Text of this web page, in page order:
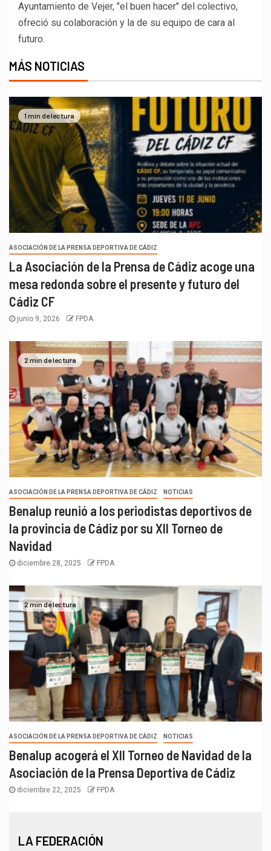
Ayuntamiento de Vejer, "el buen hacer" del colectivo,
ofreció su colaboración y la de su equipo de cara al
futuro.
MÁS NOTICIAS
1 min de lectura
ASOCIACIÓN DE LA PRENSA DEPORTIVA DE CÁDIZ
La Asociación de la Prensa de Cádiz acoge una
mesa redonda sobre el presente y futuro del
Cádiz CF
junio 9, 2026 FPDA
2 min de lectura
ASOCIACIÓN DE LA PRENSA DEPORTIVA DE CÁDIZ NOTICIAS
Benalup reunió a los periodistas deportivos de
la provincia de Cádiz por su XII Torneo de
Navidad
diciembre 28, 2025 FPDA
2 min de lectura
ASOCIACIÓN DE LA PRENSA DEPORTIVA DE CÁDIZ NOTICIAS
Benalup acogerá el XII Torneo de Navidad de la
Asociación de la Prensa Deportiva de Cádiz
diciembre 22, 2025 FPDA
LA FEDERACIÓN